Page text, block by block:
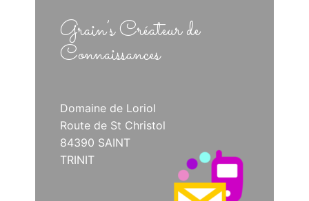
Grain’s Créateur de
Connaissances
Domaine de Loriol
Route de St Christol
84390 SAINT
TRINIT